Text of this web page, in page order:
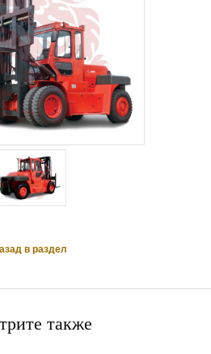
в раздел
также